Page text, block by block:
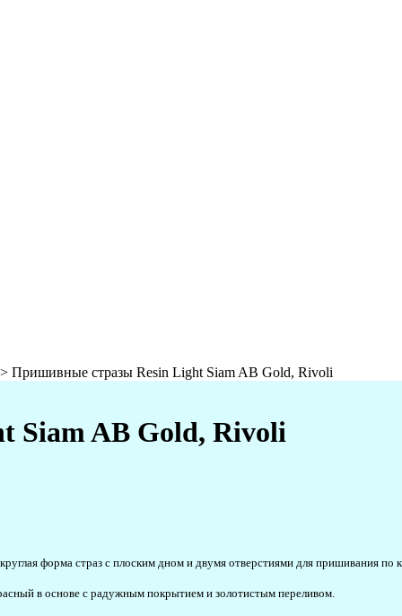
> Пришивные стразы Resin Light Siam AB Gold, Rivoli
Siam AB Gold, Rivoli
форма страз с плоским дном и двумя отверстиями для пришивания по
в основе с радужным покрытием и золотистым переливом.